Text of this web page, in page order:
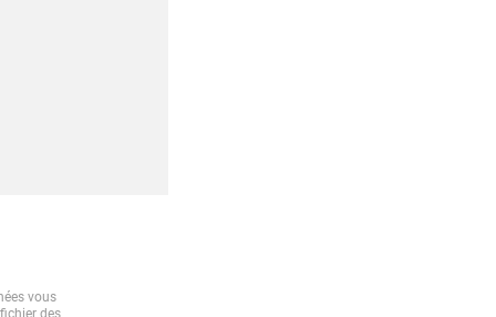
vous
des